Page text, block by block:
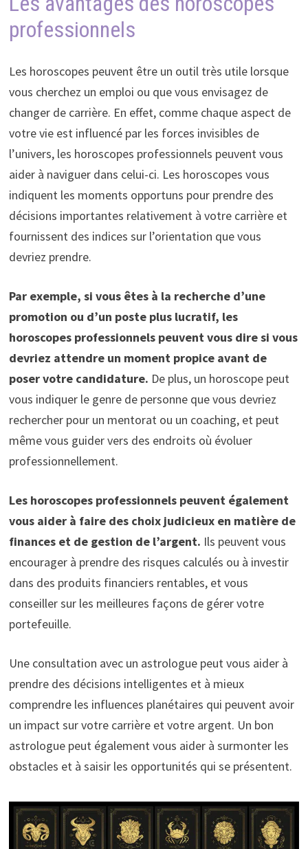
professionnels
Les horoscopes peuvent être un outil très utile lorsque
vous cherchez un emploi ou que vous envisagez de
changer de carrière. En effet, comme chaque aspect de
votre vie est influencé par les forces invisibles de
l’univers, les horoscopes professionnels peuvent vous
aider à naviguer dans celui-ci. Les horoscopes vous
indiquent les moments opportuns pour prendre des
décisions importantes relativement à votre carrière et
fournissent des indices sur l’orientation que vous
devriez prendre.
Par exemple, si vous êtes à la recherche d’une
promotion ou d’un poste plus lucratif, les
horoscopes professionnels peuvent vous dire si vous
devriez attendre un moment propice avant de
poser votre candidature. De plus, un horoscope peut
vous indiquer le genre de personne que vous devriez
rechercher pour un mentorat ou un coaching, et peut
même vous guider vers des endroits où évoluer
professionnellement.
Les horoscopes professionnels peuvent également
vous aider à faire des choix judicieux en matière de
finances et de gestion de l’argent. Ils peuvent vous
encourager à prendre des risques calculés ou à investir
dans des produits financiers rentables, et vous
conseiller sur les meilleures façons de gérer votre
portefeuille.
Une consultation avec un astrologue peut vous aider à
prendre des décisions intelligentes et à mieux
comprendre les influences planétaires qui peuvent avoir
un impact sur votre carrière et votre argent. Un bon
astrologue peut également vous aider à surmonter les
obstacles et à saisir les opportunités qui se présentent.